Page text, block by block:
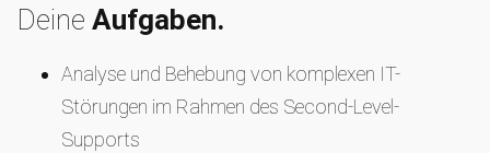
Deine Aufgaben.
Analyse und Behebung von komplexen IT-
Störungen im Rahmen des Second-Level-
Supports